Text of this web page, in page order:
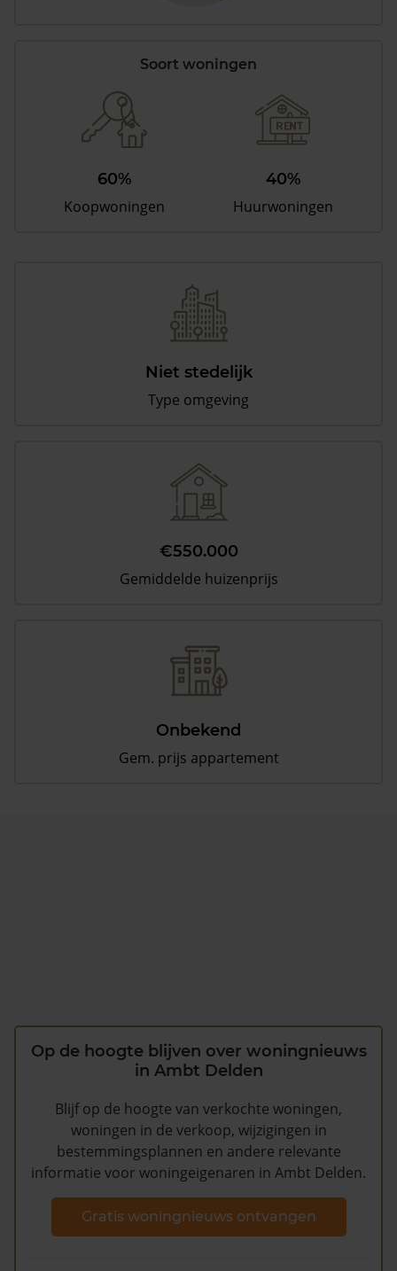
Soort woningen
60%
Koopwoningen
40%
Huurwoningen
Niet stedelijk
Type omgeving
€550.000
Gemiddelde huizenprijs
Onbekend
Gem. prijs appartement
Op de hoogte blijven over woningnieuws
in Ambt Delden
Blijf op de hoogte van verkochte woningen,
woningen in de verkoop, wijzigingen in
bestemmingsplannen en andere relevante
informatie voor woningeigenaren in Ambt Delden.
Gratis woningnieuws ontvangen